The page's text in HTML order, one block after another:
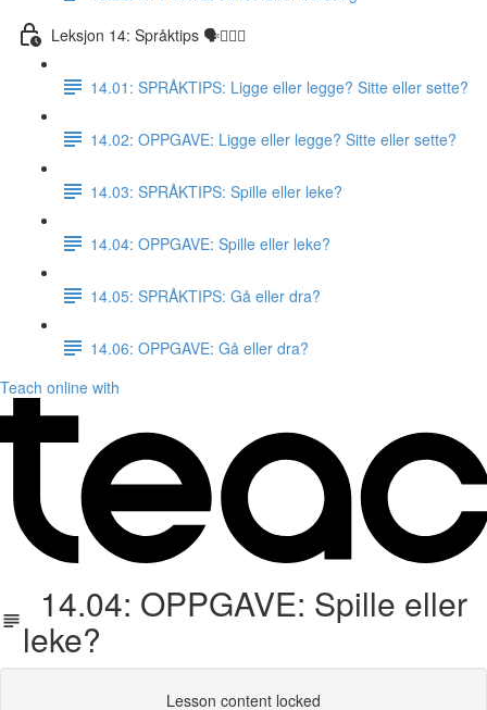
Leksjon 14: Språktips 🗣☝🏼✅
14.01: SPRÅKTIPS: Ligge eller legge? Sitte eller sette?
14.02: OPPGAVE: Ligge eller legge? Sitte eller sette?
14.03: SPRÅKTIPS: Spille eller leke?
14.04: OPPGAVE: Spille eller leke?
14.05: SPRÅKTIPS: Gå eller dra?
14.06: OPPGAVE: Gå eller dra?
Teach online with
14.04: OPPGAVE: Spille eller
leke?
Lesson content locked